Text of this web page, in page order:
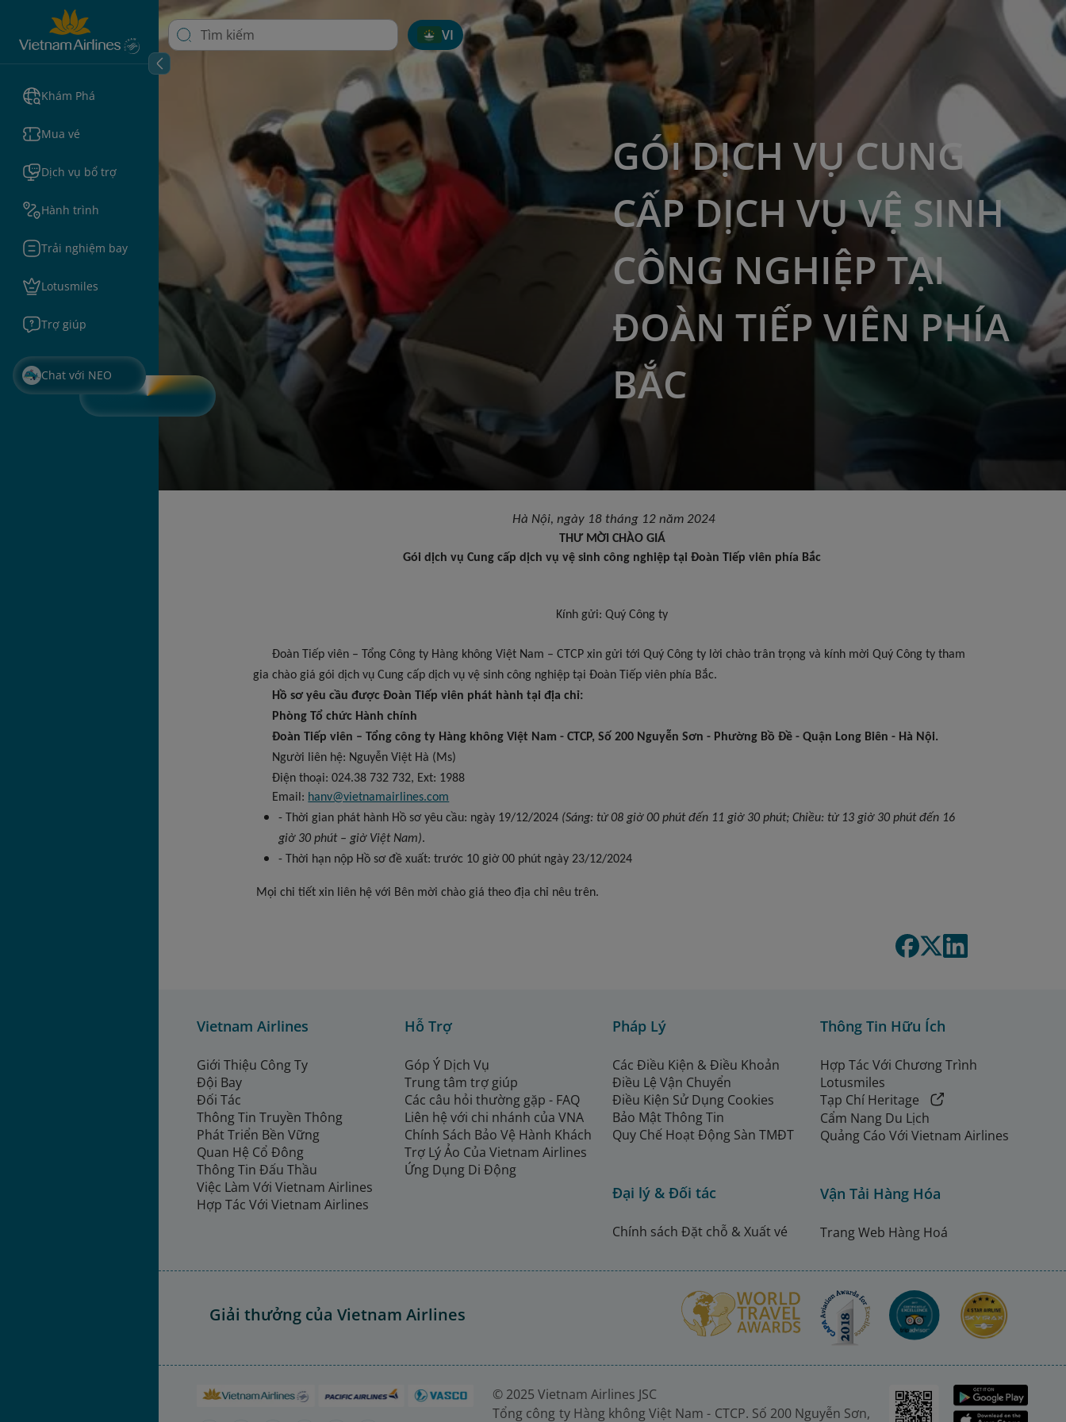
Khám Phá
Mua vé
Dịch vụ bổ trợ
Hành trình
Trải nghiệm bay
Lotusmiles
Trợ giúp
Chat với NEO
VI
GÓI DỊCH VỤ CUNG
CẤP DỊCH VỤ VỆ SINH
CÔNG NGHIỆP TẠI
ĐOÀN TIẾP VIÊN PHÍA
BẮC
Hà Nội, ngày 18 tháng 12 năm 2024
THƯ MỜI CHÀO GIÁ
Gói dịch vụ Cung cấp dịch vụ vệ sinh công nghiệp tại Đoàn Tiếp viên phía Bắc
Kính gửi: Quý Công ty
Đoàn Tiếp viên – Tổng Công ty Hàng không Việt Nam – CTCP xin gửi tới Quý Công ty lời chào trân trọng và kính mời Quý Công ty tham
gia chào giá gói dịch vụ Cung cấp dịch vụ vệ sinh công nghiệp tại Đoàn Tiếp viên phía Bắc.
Hồ sơ yêu cầu được Đoàn Tiếp viên phát hành tại địa chỉ:
Phòng Tổ chức Hành chính
Đoàn Tiếp viên –Tổng công ty Hàng không Việt Nam - CTCP, Số 200 Nguyễn Sơn - Phường Bồ Đề - Quận Long Biên - Hà Nội.
Người liên hệ: Nguyễn Việt Hà (Ms)
Điện thoại: 024.38 732 732, Ext: 1988
Email: hanv@vietnamairlines.com
- Thời gian phát hành Hồ sơ yêu cầu: ngày 19/12/2024 (Sáng: từ 08 giờ 00 phút đến 11 giờ 30 phút; Chiều: từ 13 giờ 30 phút đến 16
giờ 30 phút – giờ Việt Nam).
- Thời hạn nộp Hồ sơ đề xuất: trước 10 giờ 00 phút ngày 23/12/2024
Mọi chi tiết xin liên hệ với Bên mời chào giá theo địa chỉ nêu trên.
Vietnam Airlines
Giới Thiệu Công Ty
Đội Bay
Đối Tác
Thông Tin Truyền Thông
Phát Triển Bền Vững
Quan Hệ Cổ Đông
Thông Tin Đấu Thầu
Việc Làm Với Vietnam Airlines
Hợp Tác Với Vietnam Airlines
Hỗ Trợ
Góp Ý Dịch Vụ
Trung tâm trợ giúp
Các câu hỏi thường gặp - FAQ
Liên hệ với chi nhánh của VNA
Chính Sách Bảo Vệ Hành Khách
Trợ Lý Ảo Của Vietnam Airlines
Ứng Dụng Di Động
Pháp Lý
Các Điều Kiện & Điều Khoản
Điều Lệ Vận Chuyển
Điều Kiện Sử Dụng Cookies
Bảo Mật Thông Tin
Quy Chế Hoạt Động Sàn TMĐT
Đại lý & Đối tác
Chính sách Đặt chỗ & Xuất vé
Thông Tin Hữu Ích
Hợp Tác Với Chương Trình
Lotusmiles
Tạp Chí Heritage
Cẩm Nang Du Lịch
Quảng Cáo Với Vietnam Airlines
Vận Tải Hàng Hóa
Trang Web Hàng Hoá
Giải thưởng của Vietnam Airlines
© 2025 Vietnam Airlines JSC
Tổng công ty Hàng không Việt Nam - CTCP. Số 200 Nguyễn Sơn,